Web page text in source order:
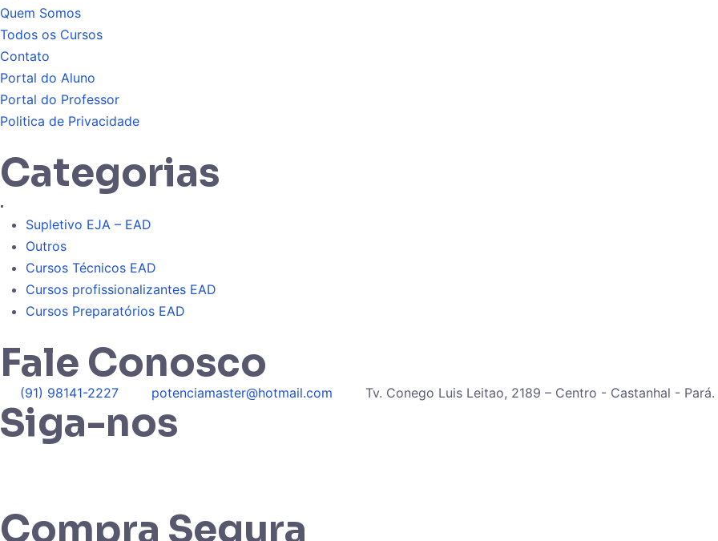
Quem Somos
Todos os Cursos
Contato
Portal do Aluno
Portal do Professor
Politica de Privacidade
Categorias
.
Supletivo EJA – EAD
Outros
Cursos Técnicos EAD
Cursos profissionalizantes EAD
Cursos Preparatórios EAD
Fale Conosco
(91) 98141-2227 potenciamaster@hotmail.com Tv. Conego Luis Leitao, 2189 – Centro - Castanhal - Pará.
Siga-nos
Compra Segura